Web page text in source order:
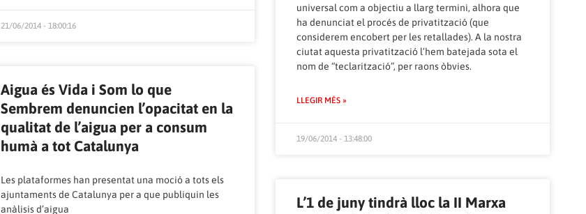
21/06/2014 - 18:00:16
universal com a objectiu a llarg termini, alhora que
ha denunciat el procés de privatització (que
considerem encobert per les retallades). A la nostra
ciutat aquesta privatització l’hem batejada sota el
nom de “teclarització”, per raons òbvies.
LLEGIR MÉS »
19/06/2014 - 13:48:00
Aigua és Vida i Som lo que
Sembrem denuncien l’opacitat en la
qualitat de l’aigua per a consum
humà a tot Catalunya
Les plataformes han presentat una moció a tots els
ajuntaments de Catalunya per a que publiquin les
anàlisis d’aigua
L’1 de juny tindrà lloc la II Marxa